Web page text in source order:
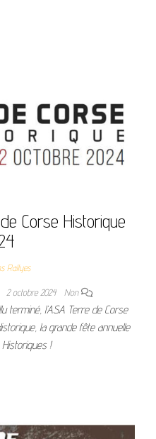
Corse Historique
Rallyes
2 octobre 2024 Non
terminé, l’ASA Terre de Corse
la grande fête annuelle
!